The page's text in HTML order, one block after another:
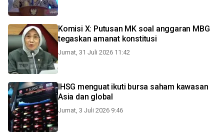
Komisi X: Putusan MK soal anggaran MBG
tegaskan amanat konstitusi
Jumat, 31 Juli 2026 11:42
IHSG menguat ikuti bursa saham kawasan
Asia dan global
Jumat, 3 Juli 2026 9:46